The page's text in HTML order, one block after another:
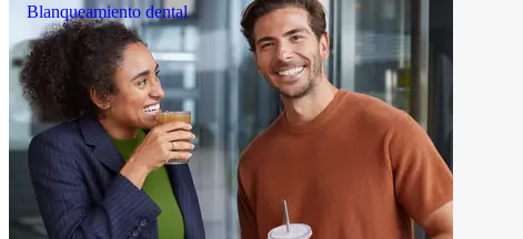
Blanqueamiento dental